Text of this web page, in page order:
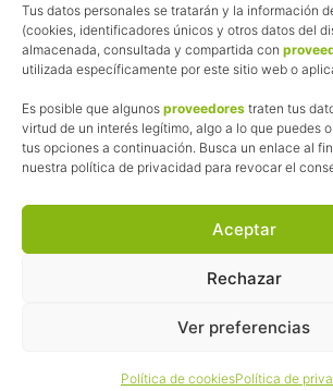
Tus datos personales se tratarán y la información
(cookies, identificadores únicos y otros datos del
almacenada, consultada y compartida con
utilizada específicamente por este sitio web o
Es posible que algunos proveedores traten tus
virtud de un interés legítimo, algo a lo que puedes
tus opciones a continuación. Busca un enlace al
nuestra política de privacidad para revocar el
Aceptar
Rechazar
Ver preferencias
Política de cookiesPolítica de
Afiliación
La web de Pedalesyzapatillas utiliza
¿Qué significa esto?
Cuando recomiendo algún producto, pongo
online que utilizo y, por cada compra que
una comisión sin que a ti te cueste más
Esas comisiones me permiten seguir
las inscripciones a muchas de las marchas
Siempre escribo sobre productos y tiendas